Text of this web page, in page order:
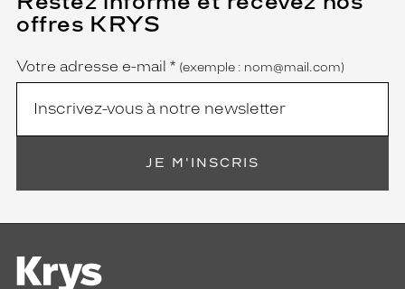
offres KRYS
Name
Votre adresse e-mail *
champ
est
obligatoire)
(exemple : nom@mail.com)
JE M'INSCRIS